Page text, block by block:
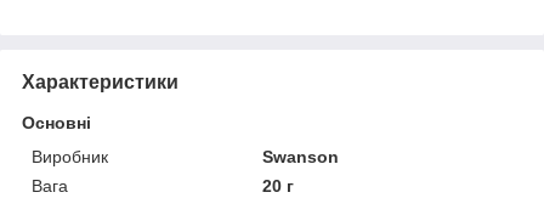
Характеристики
Основні
Виробник
Swanson
Вага
20 г